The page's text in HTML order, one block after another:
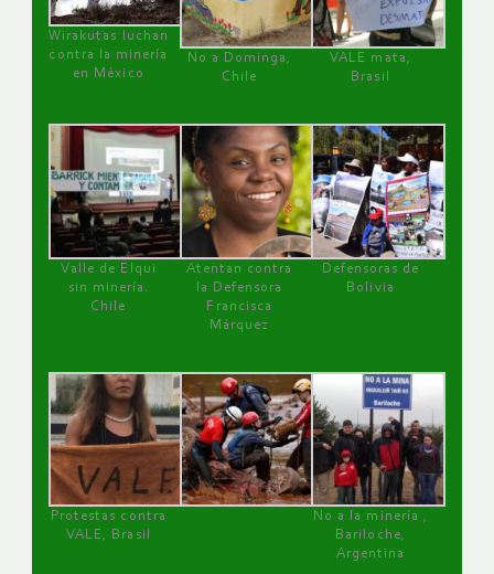
Wirakutas luchan
contra la minería
en México
No a Dominga,
Chile
VALE mata,
Brasil
Valle de Elqui
sin minería.
Chile
Atentan contra
la Defensora
Francisca
Márquez
Defensoras de
Bolivia
Protestas contra
VALE, Brasil
No a la minería ,
Bariloche,
Argentina